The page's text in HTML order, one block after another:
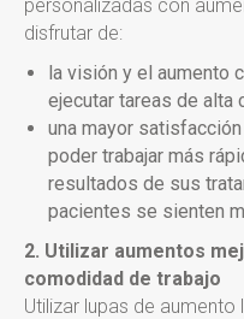
personalizadas con
disfrutar de:
la visión y el aumento
ejecutar tareas de alta
una mayor
poder trabajar más
resultados de sus
pacientes se sienten
2. Utilizar aumentos
comodidad de trabajo
Utilizar lupas de